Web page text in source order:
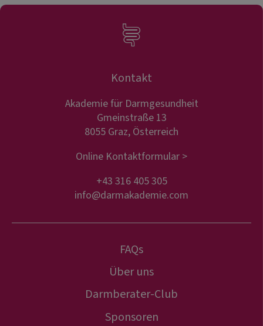
Kontakt
Akademie für Darmgesundheit
Gmeinstraße 13
8055 Graz, Österreich
Online Kontaktformular >
+43 316 405 305
info@darmakademie.com
FAQs
Über uns
Darmberater-Club
Sponsoren